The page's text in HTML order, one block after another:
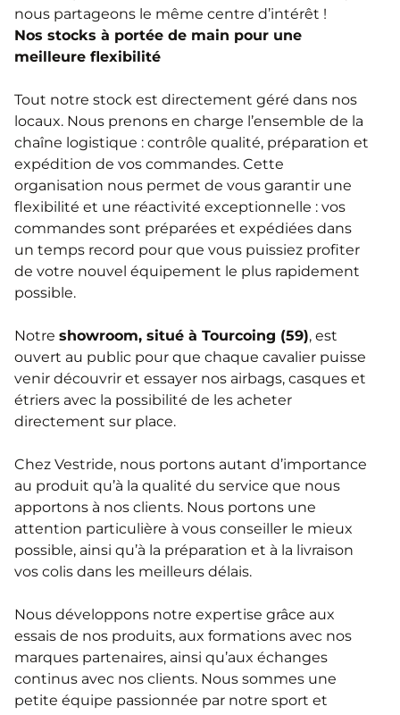
nous partageons le même centre d’intérêt !
Nos stocks à portée de main pour une
meilleure flexibilité
Tout notre stock est directement géré dans nos
locaux. Nous prenons en charge l’ensemble de la
chaîne logistique : contrôle qualité, préparation et
expédition de vos commandes. Cette
organisation nous permet de vous garantir une
flexibilité et une réactivité exceptionnelle : vos
commandes sont préparées et expédiées dans
un temps record pour que vous puissiez profiter
de votre nouvel équipement le plus rapidement
possible.
Notre showroom, situé à Tourcoing (59), est
ouvert au public pour que chaque cavalier puisse
venir découvrir et essayer nos airbags, casques et
étriers avec la possibilité de les acheter
directement sur place.
Chez Vestride, nous portons autant d’importance
au produit qu’à la qualité du service que nous
apportons à nos clients. Nous portons une
attention particulière à vous conseiller le mieux
possible, ainsi qu’à la préparation et à la livraison
vos colis dans les meilleurs délais.
Nous développons notre expertise grâce aux
essais de nos produits, aux formations avec nos
marques partenaires, ainsi qu’aux échanges
continus avec nos clients. Nous sommes une
petite équipe passionnée par notre sport et